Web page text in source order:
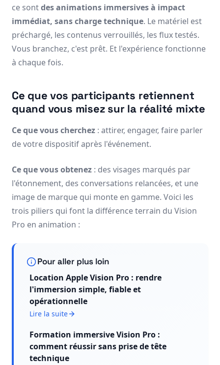
ce sontdes animations immersives à impact
immédiat, sans charge technique. Le matériel est
préchargé, les contenus verrouillés, les flux testés.
Vous branchez, c'est prêt. Et l'expérience fonctionne
à chaque fois.
Ce que vos participants retiennent
quand vous misez sur la réalité mixte
Ce que vous cherchez : attirer, engager, faire parler
de votre dispositif après l'événement.
Ce que vous obtenez : des visages marqués par
l'étonnement, des conversations relancées, et une
image de marque qui monte en gamme. Voici les
trois piliers qui font la différence terrain du Vision
Pro en animation :
Pour aller plus loin
Location Apple Vision Pro : rendre
l'immersion simple, fiable et
opérationnelle
Lire la suite
Formation immersive Vision Pro :
comment réussir sans prise de tête
technique